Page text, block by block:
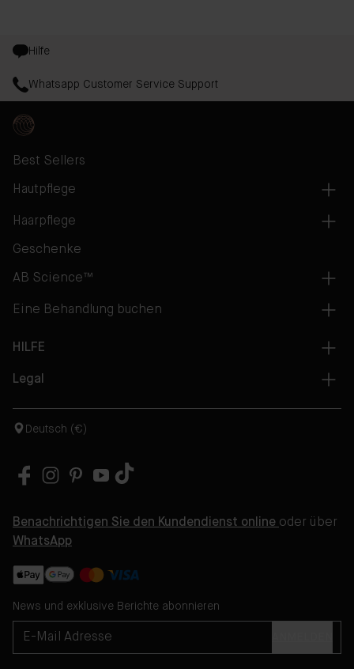
Hilfe
Whatsapp Customer Service Support
Best Sellers
Hautpflege
Haarpflege
Geschenke
AB Science™
Eine Behandlung buchen
HILFE
Legal
Deutsch (€)
Benachrichtigen Sie den Kundendienst online oder über
WhatsApp
News und exklusive Berichte abonnieren